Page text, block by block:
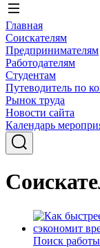
Главная
Соискателям
Предпринимателям
Работодателям
Студентам
Путеводитель по
Рынок труда
Новости сайта
Календарь
Поиск работы